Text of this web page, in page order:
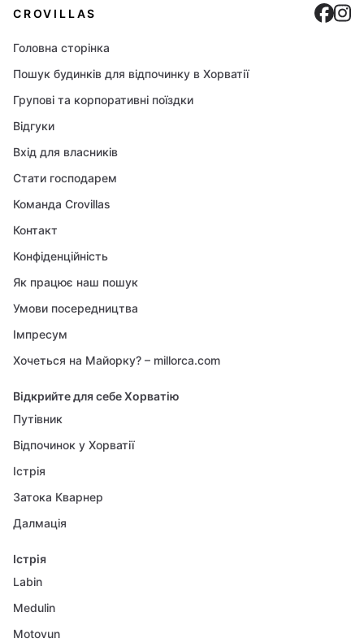
CROVILLAS
Головна сторінка
Пошук будинків для відпочинку в Хорватії
Групові та корпоративні поїздки
Відгуки
Вхід для власників
Стати господарем
Команда Crovillas
Контакт
Конфіденційність
Як працює наш пошук
Умови посередництва
Імпресум
Хочеться на Майорку? – millorca.com
Відкрийте для себе Хорватію
Путівник
Відпочинок у Хорватії
Істрія
Затока Кварнер
Далмація
Істрія
Labin
Medulin
Motovun